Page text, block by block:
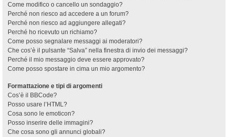
Come modifico o cancello un sondaggio?
Perché non riesco ad accedere a un forum?
Perché non riesco ad aggiungere allegati?
Perché ho ricevuto un richiamo?
Come posso segnalare messaggi ai moderatori?
Che cos’è il pulsante “Salva” nella finestra di invio dei messaggi?
Perché il mio messaggio deve essere approvato?
Come posso spostare in cima un mio argomento?
Formattazione e tipi di argomenti
Cos’è il BBCode?
Posso usare l’HTML?
Cosa sono le emoticon?
Posso inserire delle immagini?
Che cosa sono gli annunci globali?